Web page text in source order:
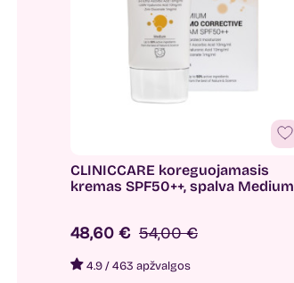
CLINICCARE koreguojamasis
kremas SPF50++, spalva Medium
48,60 € 54,00 €
4.9/463 apžvalgos